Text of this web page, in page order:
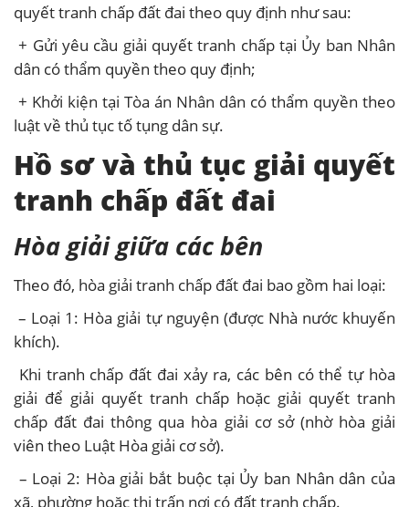
quyết tranh chấp đất đai theo quy định như sau:
+ Gửi yêu cầu giải quyết tranh chấp tại Ủy ban Nhân
dân có thẩm quyền theo quy định;
+ Khởi kiện tại Tòa án Nhân dân có thẩm quyền theo
luật về thủ tục tố tụng dân sự.
Hồ sơ và thủ tục giải quyết
tranh chấp đất đai
Hòa giải giữa các bên
Theo đó, hòa giải tranh chấp đất đai bao gồm hai loại:
– Loại 1: Hòa giải tự nguyện (được Nhà nước khuyến
khích).
Khi tranh chấp đất đai xảy ra, các bên có thể tự hòa
giải để giải quyết tranh chấp hoặc giải quyết tranh
chấp đất đai thông qua hòa giải cơ sở (nhờ hòa giải
viên theo Luật Hòa giải cơ sở).
– Loại 2: Hòa giải bắt buộc tại Ủy ban Nhân dân của
xã, phường hoặc thị trấn nơi có đất tranh chấp.